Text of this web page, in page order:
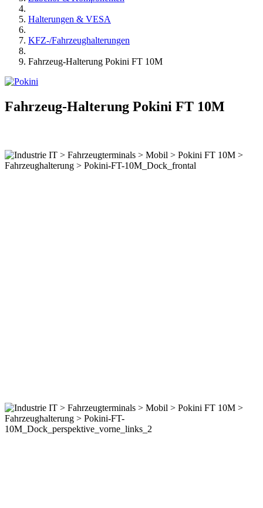
Halterungen & VESA
KFZ-/Fahrzeughalterungen
Fahrzeug-Halterung Pokini FT 10M
Fahrzeug-Halterung Pokini FT 10M